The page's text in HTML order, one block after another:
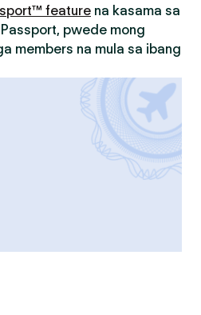
feature na kasama sa
pwede mong
members na mula sa ibang